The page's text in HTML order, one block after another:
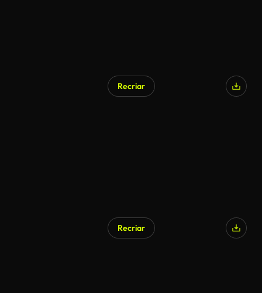
Recriar
Recriar